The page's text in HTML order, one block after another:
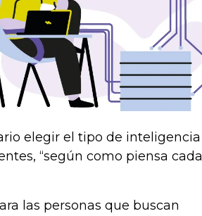
elegir el tipo de inteligencia
“según como piensa cada
las personas que buscan